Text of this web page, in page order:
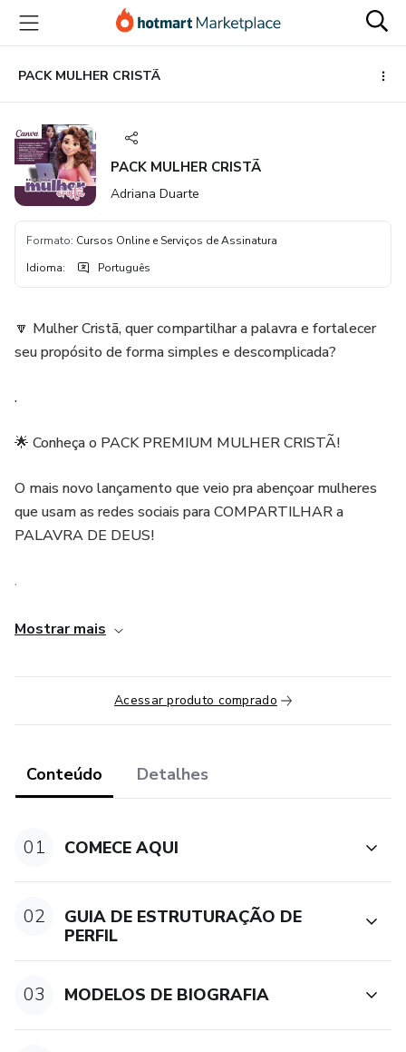
para
conteúdo
principal
para
pagamento
para
rodapéPACK MULHER CRISTÃ
PACK MULHER CRISTÃ
Adriana Duarte
Formato: Cursos Online e Serviços de Assinatura
Idioma: Português
🔽 Mulher Cristã, quer compartilhar a palavra e fortalecer
seu propósito de forma simples e descomplicada?
.
🌟 Conheça o PACK PREMIUM MULHER CRISTÃ!
O mais novo lançamento que veio pra abençoar mulheres
que usam as redes sociais para COMPARTILHAR a
PALAVRA DE DEUS!
.
São 50 artes prontas e editáveis COM LEGENDAS, que
Instagram!
Mostrar mais
Acessar produto comprado
Conteúdo Detalhes
01 COMECE AQUI
02
GUIA DE ESTRUTURAÇÃO DE
PERFIL
03 MODELOS DE BIOGRAFIA